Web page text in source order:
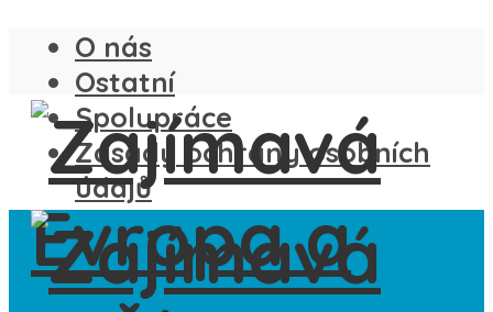
O nás
Ostatní
Spolupráce
Zásady ochrany osobních
údajů